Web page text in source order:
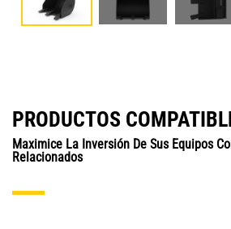
PRODUCTOS
Maximice La Inversión De Sus Equipos
Relacionados